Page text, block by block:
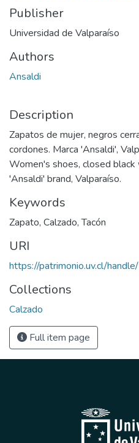
Publisher
Universidad de Valparaíso
Authors
Ansaldi
Description
Zapatos de mujer, negros
cordones. Marca 'Ansaldi',
Women's shoes, closed black
'Ansaldi' brand, Valparaíso.
Keywords
Zapato, Calzado,Tacón
URI
https://patrimonio.uv.cl/
Collections
Calzado
Full item page